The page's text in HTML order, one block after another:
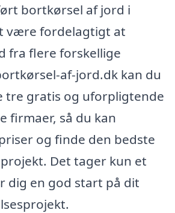
bortkørsel af jord i
være fordelagtigt at
fra flere forskellige
af-jord.dk kan du
tre gratis og uforpligtende
firmaer, så du kan
og finde den bedste
Det tager kun et
dig en god start på dit